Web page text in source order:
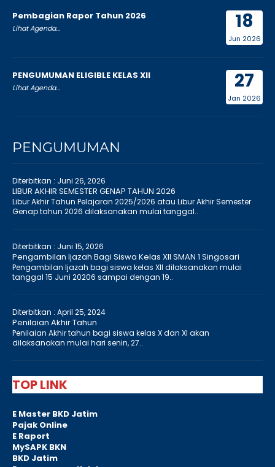
18
Jun 2026
Pembagian Rapor Tahun 2026
Lihat Agenda...
27
Jan 2026
PENGUMUMAN ELIGIBLE KELAS XII
Lihat Agenda...
PENGUMUMAN
Diterbitkan : Juni 26, 2026
LIBUR AKHIR SEMESTER GENAP TAHUN 2026
Libur Akhir Tahun Pelajaran 2025/2026 atau Libur Akhir Semester
Genap tahun 2026 dilaksanakan mulai tanggal..
Diterbitkan : Juni 15, 2026
Pengambilan Ijazah Bagi Siswa Kelas XII SMAN 1 Singosari
Pengambilan Ijazah bagi siswa kelas XII dilaksanakan mulai
tanggal 15 Juni 20206 sampai dengan 19..
Diterbitkan : April 25, 2024
Penilaian Akhir Tahun
Penilaian Akhir tahun bagi siswa kelas X dan XI akan
dilaksanakan mulai hari senin, 27..
TOP LINK
E Master BKD Jatim
Pajak Online
E Raport
MySAPK BKN
BKD Jatim